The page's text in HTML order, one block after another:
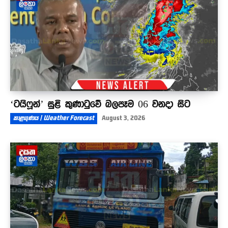
‘ටයිෆූන්’ සුළි කුණාටුවේ බලපෑම 06 වනදා සිට
කාළගුණය | Weather Forecast August 3, 2026